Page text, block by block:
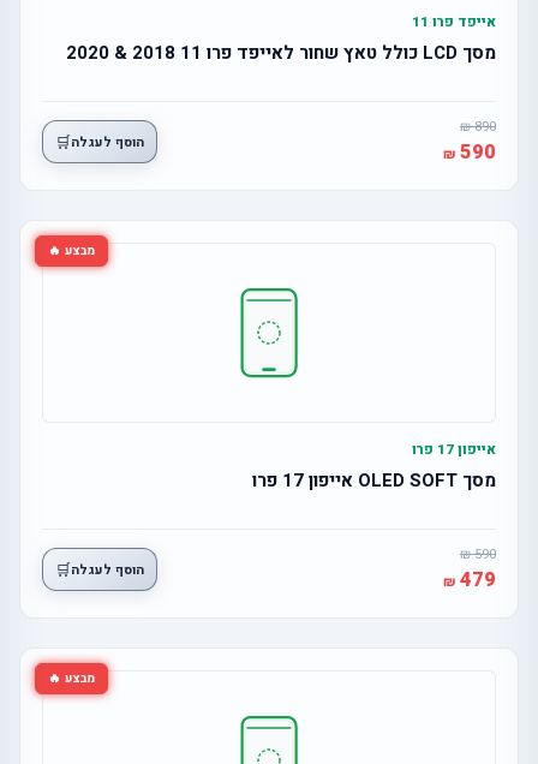
אייפד פרו 11
מסך LCD כולל טאץ שחור לאייפד פרו 11 2018 & 2020
890
590 הוסף לעגלה🛒
מבצע 🔥
אייפון 17 פרו
מסך OLED SOFT אייפון 17 פרו
590
479 הוסף לעגלה🛒
מבצע 🔥